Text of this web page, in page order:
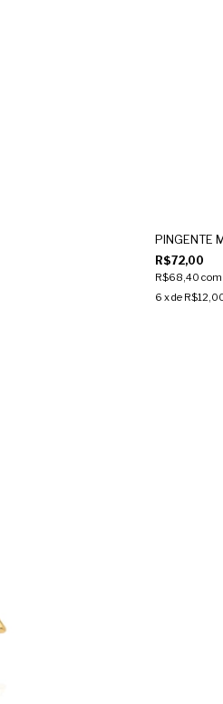
PINGENTE
R$72,00
R$68,40 com
6 x de